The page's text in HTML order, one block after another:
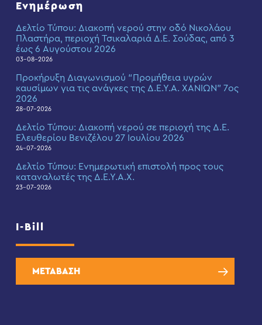
Ενημέρωση
Δελτίο Τύπου: Διακοπή νερού στην οδό Νικολάου
Πλαστήρα, περιοχή Τσικαλαριά Δ.Ε. Σούδας, από 3
έως 6 Αυγούστου 2026
03-08-2026
Προκήρυξη Διαγωνισμού “Προμήθεια υγρών
καυσίμων για τις ανάγκες της Δ.Ε.Υ.Α. ΧΑΝΙΩΝ” 7ος
2026
28-07-2026
Δελτίο Τύπου: Διακοπή νερού σε περιοχή της Δ.Ε.
Ελευθερίου Βενιζέλου 27 Ιουλίου 2026
24-07-2026
Δελτίο Τύπου: Eνημερωτική επιστολή προς τους
καταναλωτές της Δ.Ε.Υ.Α.Χ.
23-07-2026
I-Bill
ΜΕΤΑΒΑΣΗ